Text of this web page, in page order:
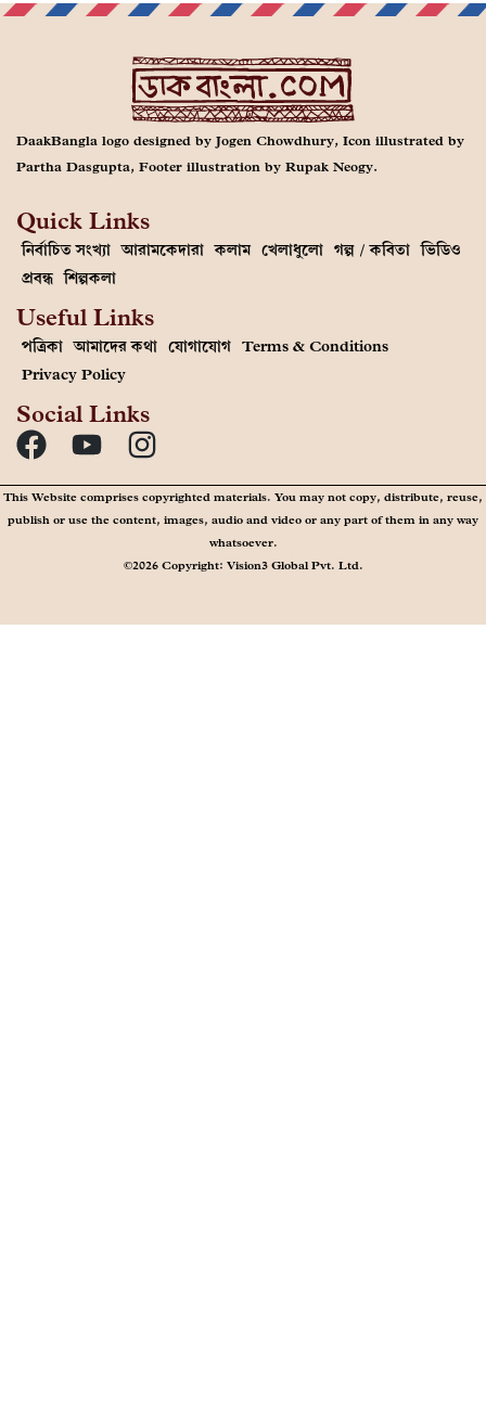
DaakBangla logo designed by Jogen Chowdhury, Icon illustrated by
Partha Dasgupta, Footer illustration by Rupak Neogy.
Quick Links
নির্বাচিত সংখ্যা আরামকেদারা কলাম খেলাধুলো গল্প / কবিতা ভিডিও
প্রবন্ধ শিল্পকলা
Useful Links
পত্রিকা আমাদের কথা যোগাযোগ Terms & Conditions
Privacy Policy
Social Links
This Website comprises copyrighted materials. You may not copy, distribute, reuse,
publish or use the content, images, audio and video or any part of them in any way
whatsoever.
©2026 Copyright: Vision3 Global Pvt. Ltd.